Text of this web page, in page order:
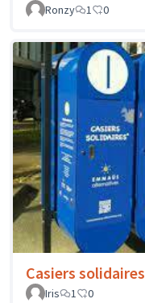
Ronzy
1 0
Casiers solidaires
Iris
1 0